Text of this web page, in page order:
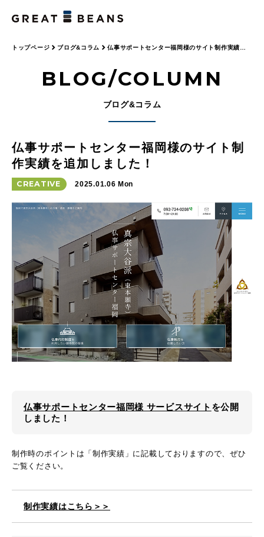
トップページ ブログ&コラム
仏事サポートセンター福岡様のサイト制作実績を
BLOG/COLUMN
ブログ&コラム
仏事サポートセンター福岡様のサイト制
作実績を追加しました！
CREATIVE 2025.01.06 Mon
仏事サポートセンター福岡様 サービスサイト を公開
しました！
制作時のポイントは「制作実績」に記載しておりますので、ぜひ
ご覧ください。
制作実績はこちら＞＞